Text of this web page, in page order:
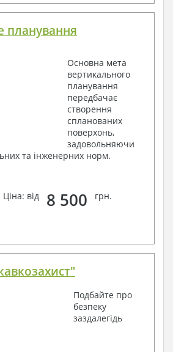
планування
Основна мета
вертикального
планування
передбачає
створення
спланованих
поверхонь,
задовольняючи
та інженерних норм.
Ціна: від
8 500 грн.
Подбайте про
безпеку
заздалегідь